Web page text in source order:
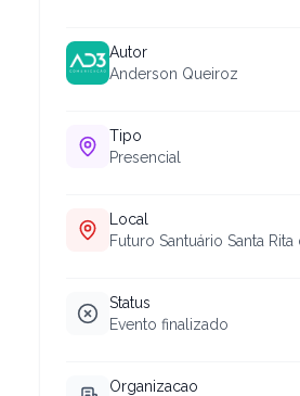
Autor
Anderson Queiroz
Tipo
Presencial
Local
Futuro Santuário Santa Rita
Status
Evento finalizado
Organizacao